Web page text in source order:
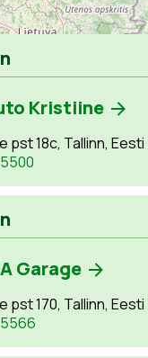
Leaflet
Kristiine
pst 18c, Tallinn, Eesti
Garage
pst 170, Tallinn, Eesti